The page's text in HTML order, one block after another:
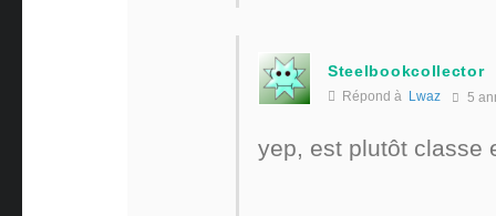
Steelbookcollector
Répond à Lwaz 5
yep, est plutôt classe